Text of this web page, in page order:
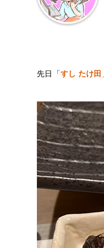
先日「すし たけ田